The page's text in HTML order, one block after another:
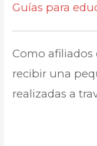
Guías para
Como afiliados
recibir una
realizadas a